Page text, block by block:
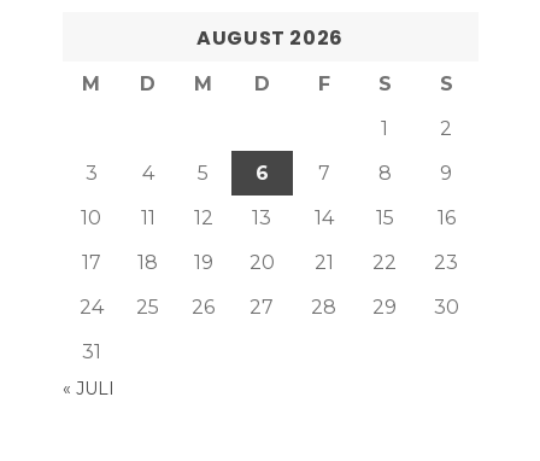
AUGUST 2026
M D M D F S
S
1
2
3
4 5 6 7 8
9
10
11 12 13 14 15
16
17
18 19 20 21 22
23
24
25 26 27 28 29
30
31
« JULI